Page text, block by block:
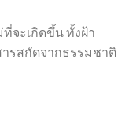
จะเกิดขึ้น ทั้งฝ้า
รสกัดจากธรรมชาติ